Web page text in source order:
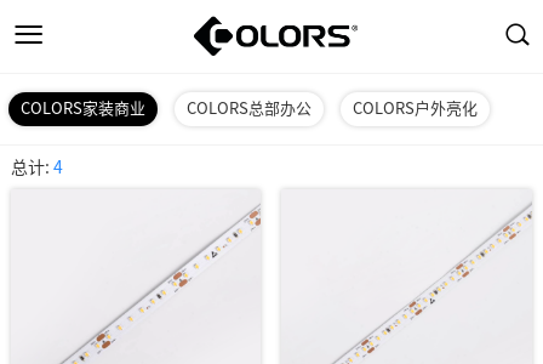
COLORS家装商业 COLORS总部办公 COLORS户外亮化
总计: 4